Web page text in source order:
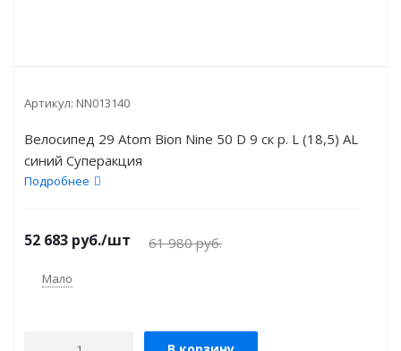
Артикул: NN013140
Велосипед 29 Atom Bion Nine 50 D 9 ск р. L (18,5) AL
синий Суперакция
Подробнее
52 683 руб./шт 61 980руб.
Мало